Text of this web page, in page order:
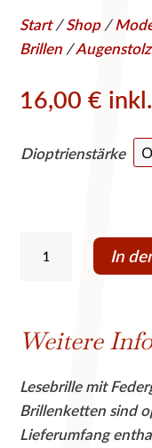
Start/Shop/
Brillen /
16,00€
Dioptrienstärke
Havanna
In
Weitere
Lesebrille mit
Brillenketten sind
Lieferumfang